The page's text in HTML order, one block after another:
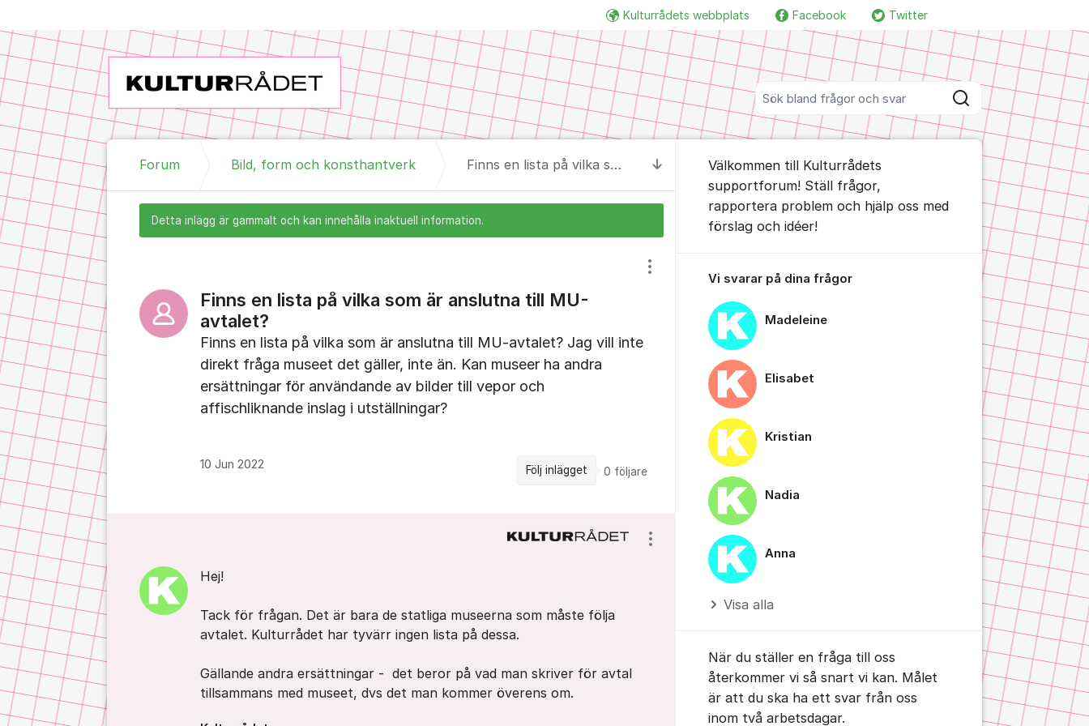
Sök bland alla inlägg
Sök
Kulturrådets webbplats Facebook TwitterFler supportlänkar
Till senaste kommentaren
Forum Bild, form och konsthantverk Finns en lista på vilka som är anslutna till MU-avtalet?
Detta inlägg är gammalt och kan innehålla inaktuell information.
Finns en lista på vilka som är anslutna till MU-
avtalet?
Visa/dölj inställningar för inlägg/kommentar
Finns en lista på vilka som är anslutna till MU-avtalet? Jag vill inte
direkt fråga museet det gäller, inte än. Kan museer ha andra
ersättningar för användande av bilder till vepor och
affischliknande inslag i utställningar?
10 Jun 2022 Följ inlägget 0 följare
Hej!
Tack för frågan. Det är bara de statliga museerna som måste följa
avtalet. Kulturrådet har tyvärr ingen lista på dessa.
Gällande andra ersättningar - det beror på vad man skriver för avtal
tillsammans med museet, dvs det man kommer överens om.
Visa/dölj inställningar för inlägg/kommentar
Välkommen till Kulturrådets
supportforum! Ställ frågor,
rapportera problem och hjälp oss med
förslag och idéer!
Vi svarar på dina frågor
Madeleine
Elisabet
Kristian
Nadia
Anna
Visa alla
När du ställer en fråga till oss
återkommer vi så snart vi kan. Målet
är att du ska ha ett svar från oss
inom två arbetsdagar.